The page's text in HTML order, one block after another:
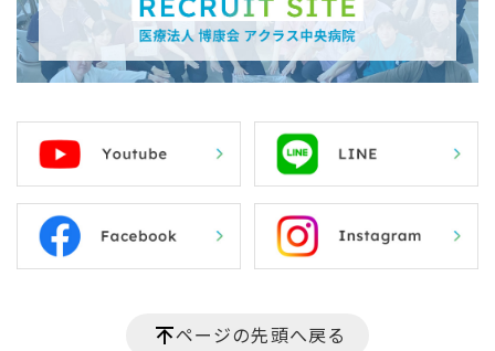
ページの先頭へ戻る